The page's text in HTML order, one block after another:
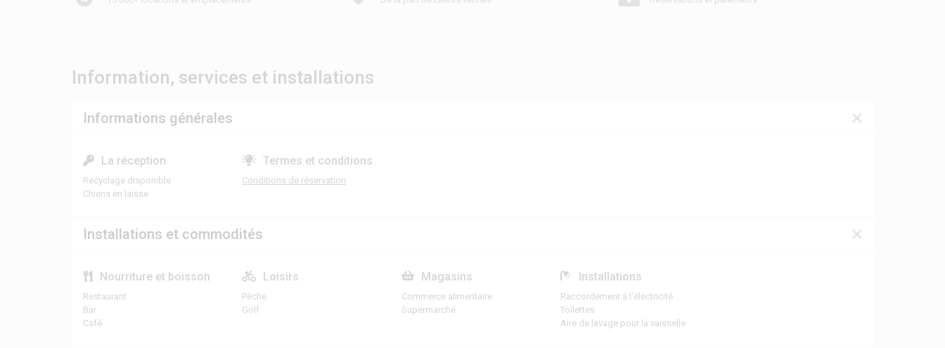
Information, services et installations
Informations générales
La réception
Recyclage disponible
Chiens en laisse
Termes et conditions
Conditions de réservation
Installations et commodités
Nourriture et boisson
Restaurant
Bar
Café
Loisirs
Pêche
Golf
Magasins
Commerce alimentaire
Supermarché
Installations
Raccordement à l'éléctricité
Toilettes
Aire de lavage pour la vaisselle